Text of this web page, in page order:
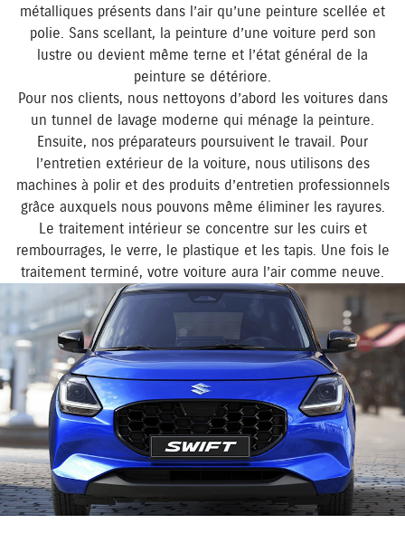
métalliques présents dans l’air qu’une peinture scellée et
polie. Sans scellant, la peinture d’une voiture perd son
lustre ou devient même terne et l’état général de la
peinture se détériore.
Pour nos clients, nous nettoyons d’abord les voitures dans
un tunnel de lavage moderne qui ménage la peinture.
Ensuite, nos préparateurs poursuivent le travail. Pour
l’entretien extérieur de la voiture, nous utilisons des
machines à polir et des produits d’entretien professionnels
grâce auxquels nous pouvons même éliminer les rayures.
Le traitement intérieur se concentre sur les cuirs et
rembourrages, le verre, le plastique et les tapis. Une fois le
traitement terminé, votre voiture aura l’air comme neuve.